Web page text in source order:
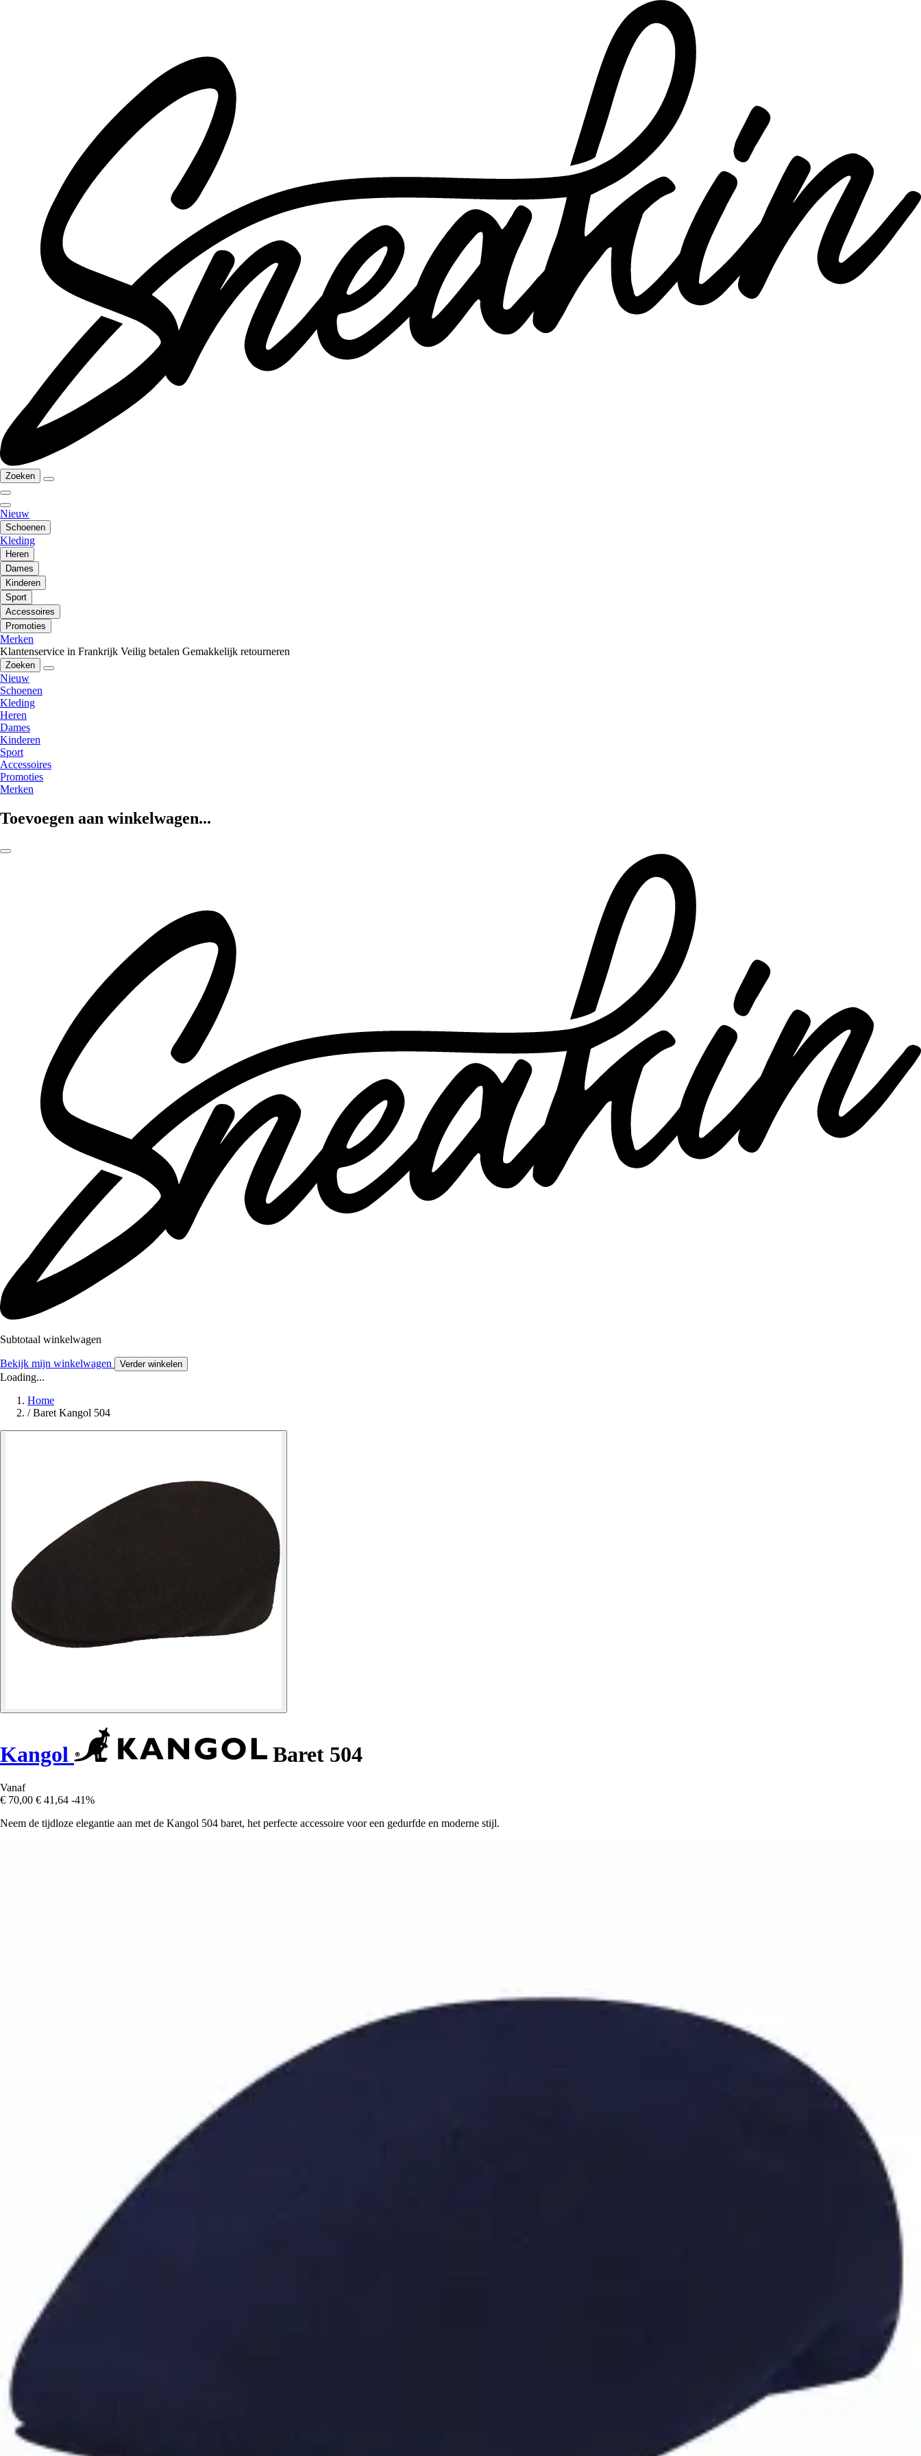
Zoeken
Nieuw
Schoenen
Kleding
Heren
Dames
Kinderen
Sport
Accessoires
Promoties
Merken
Klantenservice in Frankrijk Veilig betalen Gemakkelijk retourneren
Zoeken
Nieuw
Schoenen
Kleding
Heren
Dames
Kinderen
Sport
Accessoires
Promoties
Merken
Toevoegen aan winkelwagen...
Subtotaal winkelwagen
Bekijk mijn winkelwagen Verder winkelen
Loading...
Home
/ Baret Kangol 504
Kangol Baret 504
Vanaf
€ 70,00 € 41,64 -41%
Neem de tijdloze elegantie aan met de Kangol 504 baret, het perfecte accessoire voor een gedurfde en moderne stijl.